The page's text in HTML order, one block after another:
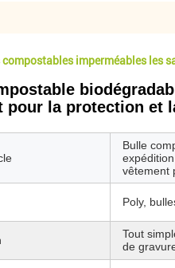
compostables imperméables les
pour la protection et
Bulle
vêtement
Poly,
Tout
de